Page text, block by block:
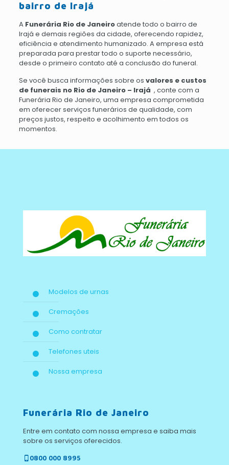
bairro de Irajá
A Funerária Rio de Janeiroatende todo o bairro de
Irajá e demais regiões da cidade, oferecendo rapidez,
eficiência e atendimento humanizado. A empresa está
preparada para prestar todo o suporte necessário,
desde o primeiro contato até a conclusão do funeral.
Se você busca informações sobre os valores e custos
de funerais no Rio de Janeiro – Irajá , conte com a
Funerária Rio de Janeiro, uma empresa comprometida
em oferecer serviços funerários de qualidade, com
preços justos, respeito e acolhimento em todos os
momentos.
Modelos de urnas
Cremações
Como contratar
Telefones uteis
Nossa empresa
Funerária Rio de Janeiro
Entre em contato com nossa empresa e saiba mais
sobre os serviços oferecidos.
0800 000 8995